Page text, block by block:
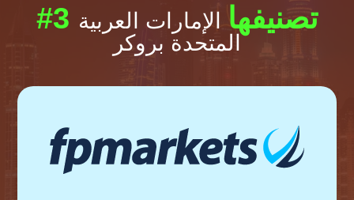
#3 تصنيفها
الإمارات العربية
المتحدة بروكر